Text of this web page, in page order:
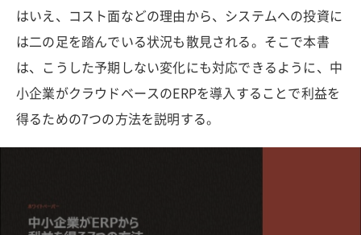
はいえ、コスト面などの理由から、システムへの投資に
は二の足を踏んでいる状況も散見される。そこで本書
は、こうした予期しない変化にも対応できるように、中
小企業がクラウドベースのERPを導入することで利益を
得るための7つの方法を説明する。